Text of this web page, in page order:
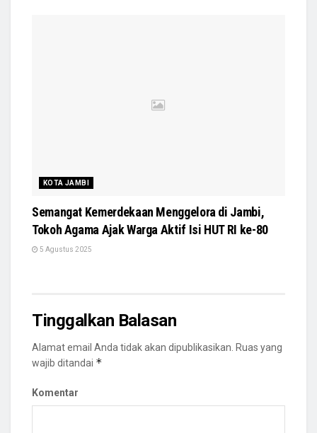
KOTA JAMBI
Semangat Kemerdekaan Menggelora di Jambi,
Tokoh Agama Ajak Warga Aktif Isi HUT RI ke-80
5 Agustus 2025
Tinggalkan Balasan
Alamat email Anda tidak akan dipublikasikan. Ruas yang
wajib ditandai *
Komentar